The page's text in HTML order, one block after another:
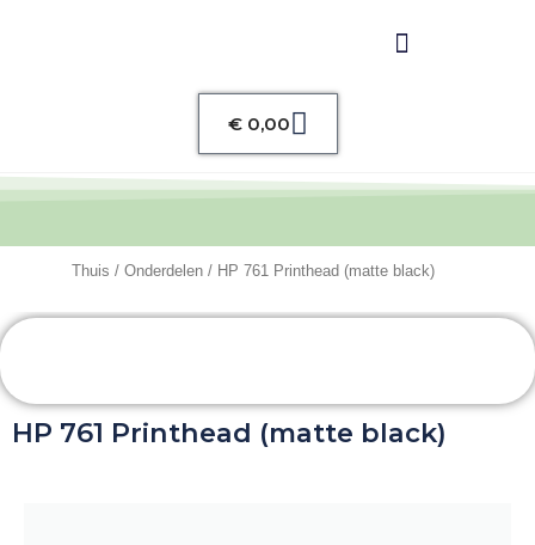
€0,00Winkelwagen
Thuis / Onderdelen / HP 761 Printhead (matte black)
HP 761 Printhead (matte black)